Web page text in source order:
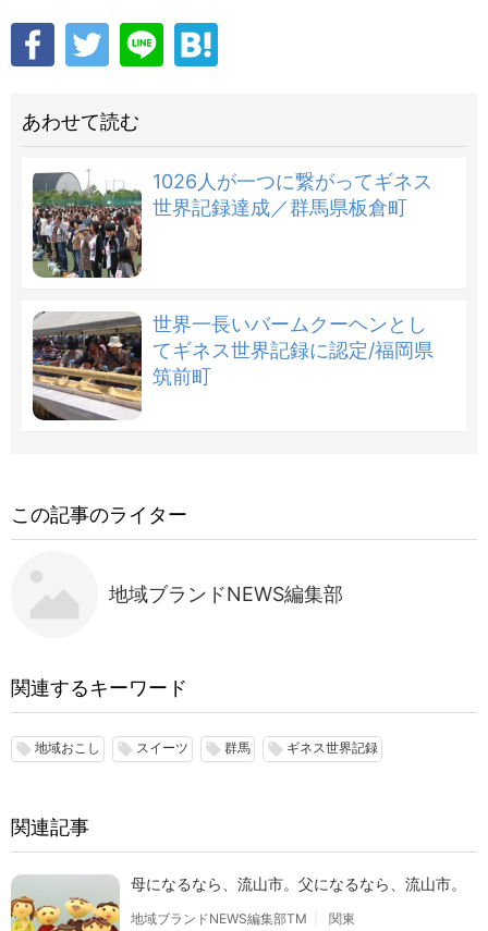
あわせて読む
1026人が一つに繋がってギネス
世界記録達成／群馬県板倉町
世界一長いバームクーヘンとし
てギネス世界記録に認定/福岡県
筑前町
この記事のライター
地域ブランドNEWS編集部
関連するキーワード
local_offer 地域おこし local_offer スイーツ local_offer 群馬 local_offer ギネス世界記録
関連記事
母になるなら、流山市。父になるなら、流山市。
地域ブランドNEWS編集部TM
関東